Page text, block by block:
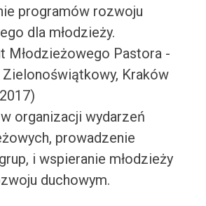
programów rozwoju
dla młodzieży.
Młodzieżowego Pastora -
Zielonoświątkowy, Kraków
organizacji wydarzeń
prowadzenie
i wspieranie młodzieży
duchowym.